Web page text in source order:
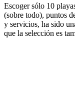
Escoger sólo 10
(sobre todo), puntos
y servicios, ha sido
que la selección es